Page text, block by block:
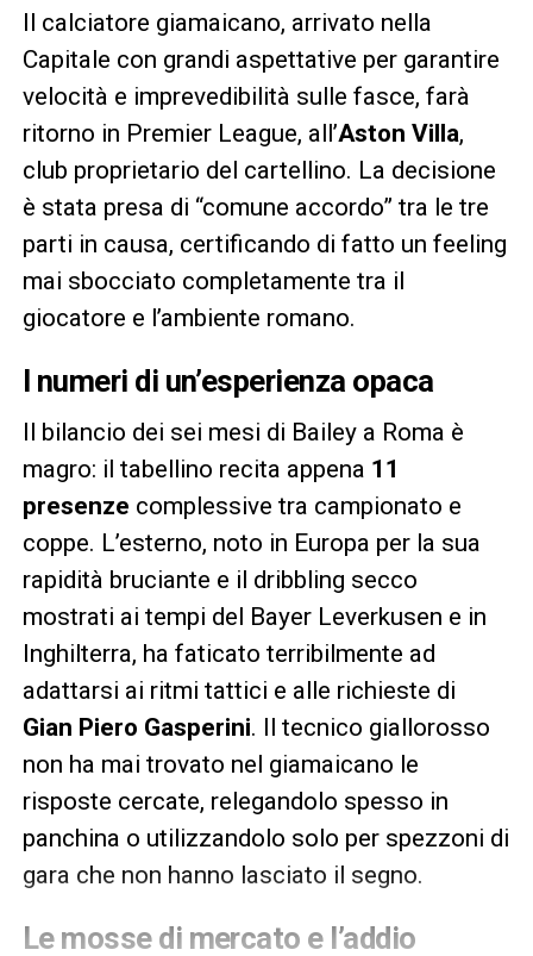
Il calciatore giamaicano, arrivato nella
Capitale con grandi aspettative per garantire
velocità e imprevedibilità sulle fasce, farà
ritorno in Premier League, all’Aston Villa,
club proprietario del cartellino. La decisione
è stata presa di “comune accordo” tra le tre
parti in causa, certificando di fatto un feeling
mai sbocciato completamente tra il
giocatore e l’ambiente romano.
I numeri di un’esperienza opaca
Il bilancio dei sei mesi di Bailey a Roma è
magro: il tabellino recita appena 11
presenze complessive tra campionato e
coppe. L’esterno, noto in Europa per la sua
rapidità bruciante e il dribbling secco
mostrati ai tempi del Bayer Leverkusen e in
Inghilterra, ha faticato terribilmente ad
adattarsi ai ritmi tattici e alle richieste di
Gian Piero Gasperini. Il tecnico giallorosso
non ha mai trovato nel giamaicano le
risposte cercate, relegandolo spesso in
panchina o utilizzandolo solo per spezzoni di
gara che non hanno lasciato il segno.
Le mosse di mercato e l’addio